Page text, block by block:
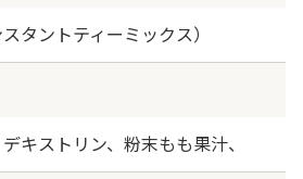
タントティーミックス）
キストリン、粉末もも果汁、